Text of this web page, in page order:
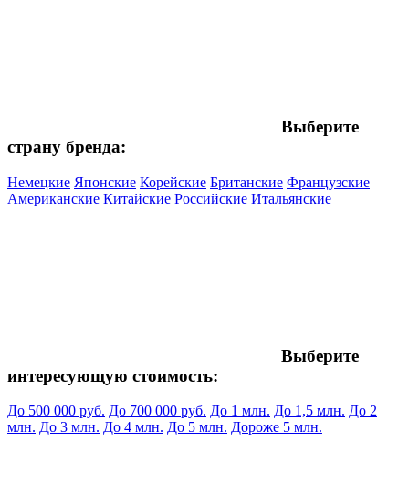
Выберите
страну бренда:
Немецкие Японские Корейские Британские Французские
Американские Китайские Российские Итальянские
Выберите
интересующую стоимость:
До 500 000 руб. До 700 000 руб. До 1 млн. До 1,5 млн. До 2
млн. До 3 млн. До 4 млн. До 5 млн. Дороже 5 млн.